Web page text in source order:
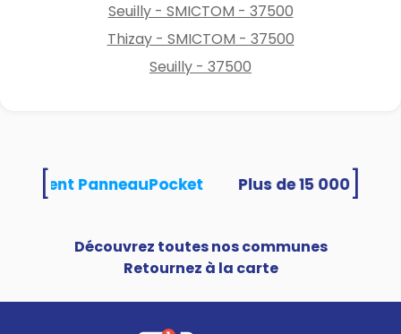
Seuilly - SMICTOM - 37500
Thizay - SMICTOM - 37500
Seuilly - 37500
PanneauPocket
Découvrez toutes nos communes
Retournez à la carte